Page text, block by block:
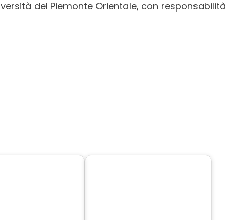
del Piemonte Orientale, con responsabilità